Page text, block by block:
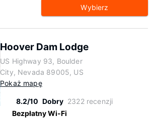
Wybierz
Hoover Dam Lodge
US Highway 93, Boulder
City, Nevada 89005, US
Pokaż mapę
8.2/10 Dobry 2322 recenzji
Bezpłatny Wi-Fi